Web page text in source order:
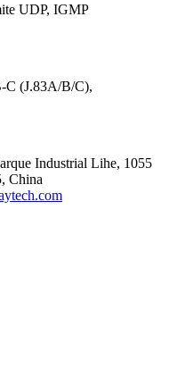
UDP, IGMP
C (J.83A/B/C),
Industrial Lihe, 1055
China